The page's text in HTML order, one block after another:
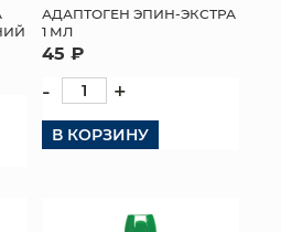
КОРЗИНЫ
ЯЩИКИ
СУНДУКИ
АДАПТОГЕН ЭПИН-ЭКСТРА
1 МЛ
45 ₽
- +
В КОРЗИНУ